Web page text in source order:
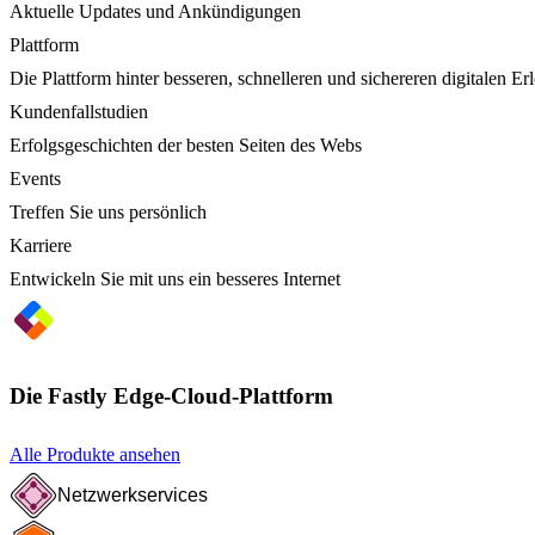
Aktuelle Updates und Ankündigungen
Plattform
Die Plattform hinter besseren, schnelleren und sichereren digitalen
Kundenfallstudien
Erfolgsgeschichten der besten Seiten des Webs
Events
Treffen Sie uns persönlich
Karriere
Entwickeln Sie mit uns ein besseres Internet
Die Fastly Edge-Cloud-Plattform
Alle Produkte ansehen
Netzwerkservices